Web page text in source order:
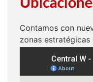
Contamos con
zonas